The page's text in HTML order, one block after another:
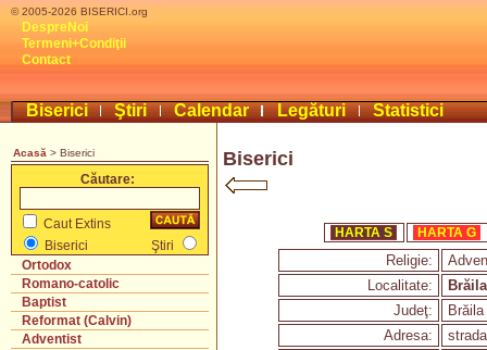
© 2005-2026 BISERICI.org
DespreNoi
Termeni+Condiţii
Contact
Biserici Ştiri Calendar Legături Statistici
Acasă > Biserici
Căutare:
Caut Extins
Biserici
Ştiri
Ortodox
Romano-catolic
Baptist
Reformat (Calvin)
Adventist
Biserici
HARTA S HARTA G
Religie:
Localitate:
Brăila
Judeţ:
Brăila
Adresa: